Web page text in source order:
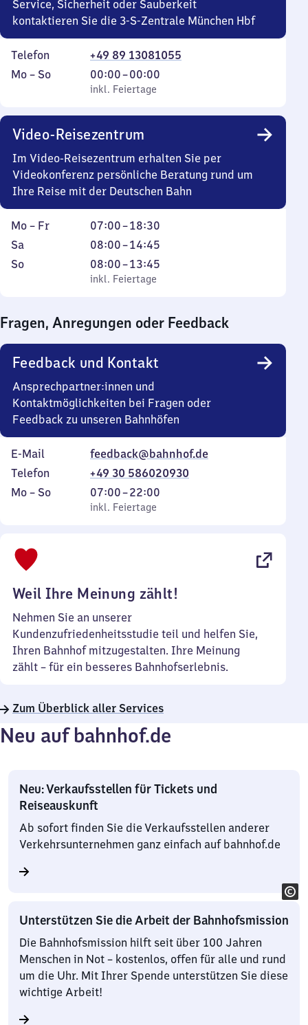
Service, Sicherheit oder Sauberkeit
kontaktieren Sie die 3-S-Zentrale München Hbf
Telefon
+49 89 13081055
Montag
Mo – So,
inkl. Feiertage
00:00–00:00
Von
0
0
Uhr
inkl. Feiertage
Video-Reisezentrum
Im Video-Reisezentrum erhalten Sie per
Videokonferenz persönliche Beratung rund um
Ihre Reise mit der Deutschen Bahn
Montag
bis
Freitag
Mo – Fr 07:00–18:30
Von
7
Uhr
bis
30
Samstag
Sa 08:00–14:45
Von
8
Uhr
Uhr
45
Sonntag
So,
inkl. Feiertage
08:00–13:45
Von
8
13
Uhr
45
inkl. Feiertage
Fragen, Anregungen oder Feedback
Feedback und Kontakt
Ansprechpartner:innen und
Kontaktmöglichkeiten bei Fragen oder
Feedback zu unseren Bahnhöfen
E-Mail
feedback@bahnhof.de
Telefon
+49 30 586020930
Montag
Mo – So,
inkl. Feiertage
07:00–22:00
Von
7
inkl. Feiertage
Weil Ihre Meinung zählt!
Nehmen Sie an unserer
Kundenzufriedenheitsstudie teil und helfen Sie,
Ihren Bahnhof mitzugestalten. Ihre Meinung
zählt – für ein besseres Bahnhofserlebnis.
Zum Überblick aller Services
Neu auf bahnhof.de
Neu: Verkaufsstellen für Tickets und
Reiseauskunft
Ab sofort finden Sie die Verkaufsstellen anderer
Verkehrsunternehmen ganz einfach auf bahnhof.de
Unterstützen Sie die Arbeit der Bahnhofsmission
Die Bahnhofsmission hilft seit über 100 Jahren
Menschen in Not – kostenlos, offen für alle und rund
um die Uhr. Mit Ihrer Spende unterstützen Sie diese
wichtige Arbeit!